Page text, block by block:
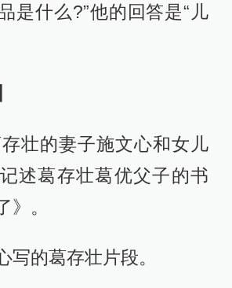
是什么?”他的回答是“儿
壮的妻子施文心和女儿
述葛存壮葛优父子的书
》。
写的葛存壮片段。